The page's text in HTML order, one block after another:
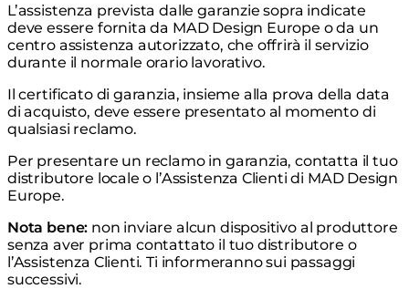
L’assistenza prevista dalle garanzie sopra indicate
deve essere fornita da MAD Design Europe o da un
centro assistenza autorizzato, che offrirà il servizio
durante il normale orario lavorativo.
Il certificato di garanzia, insieme alla prova della data
di acquisto, deve essere presentato al momento di
qualsiasi reclamo.
Per presentare un reclamo in garanzia, contatta il tuo
distributore locale o l’Assistenza Clienti di MAD Design
Europe.
Nota bene: non inviare alcun dispositivo al produttore
senza aver prima contattato il tuo distributore o
l’Assistenza Clienti. Ti informeranno sui passaggi
successivi.